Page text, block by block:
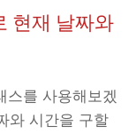
현재 날짜와
스를 사용해보겠
와 시간을 구할